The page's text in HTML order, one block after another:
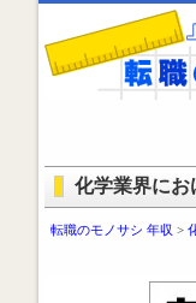
化学業界にお
転職のモノサシ 年収 >